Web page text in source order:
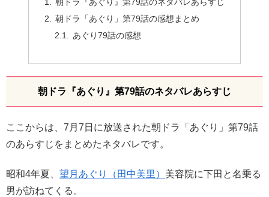
朝ドラ『あぐり』第79話のネタバレあらすじ
朝ドラ「あぐり」第79話の感想まとめ
あぐり79話の感想
朝ドラ『あぐり』第79話のネタバレあらすじ
ここからは、7月7日に放送された朝ドラ「あぐり」第79話
のあらすじをまとめたネタバレです。
昭和4年夏、 望月あぐり（田中美里） 美容院に下田と名乗る
男が訪ねてくる。